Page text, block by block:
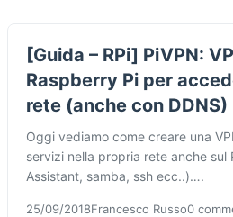
[Guida – RPi] PiVPN:
Raspberry Pi per
rete (anche con DDNS)
Oggi vediamo come creare una
servizi nella propria rete anche sul
Assistant, samba, ssh ecc..)….
25/09/2018Francesco Russo0